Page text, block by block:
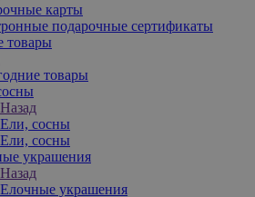
карты
подарочные сертификаты
товары
товары
Назад
Ели, сосны
Ели, сосны
украшения
Назад
Елочные украшения